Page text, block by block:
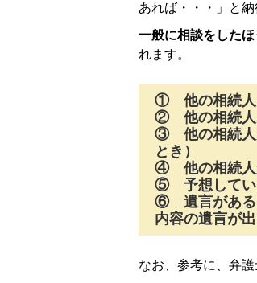
あれば・・・」と
一般に相談をした
れます。
① 他の相続人
② 他の相続人
③ 他の相続人
とき）
④ 他の相続人
⑤ 予想してい
⑥ 遺言がある
内容の遺言が出
なお、参考に、弁